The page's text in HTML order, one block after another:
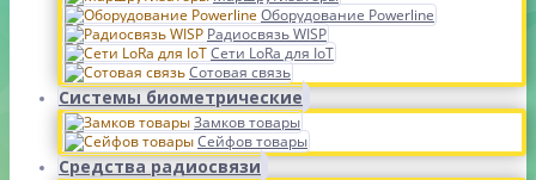
Оборудование Powerline
Радиосвязь WISP
Сети LoRa для IoT
Сотовая связь
Системы биометрические
Замков товары
Сейфов товары
Средства радиосвязи